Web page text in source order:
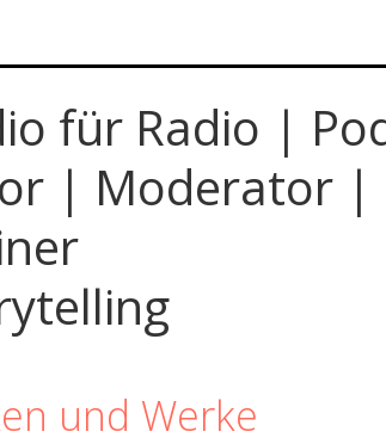
für Radio |
| Moderator |
und Werke